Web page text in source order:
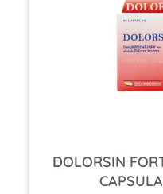
DOLORSIN